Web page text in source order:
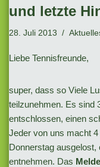
und letzte
28. Juli 2013
Liebe Tennisfreunde,
super, dass so Viele
teilzunehmen. Es sind
entschlossen, einen
Jeder von uns macht
Donnerstag
entnehmen. Das